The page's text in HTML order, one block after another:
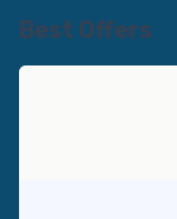
Best Offers